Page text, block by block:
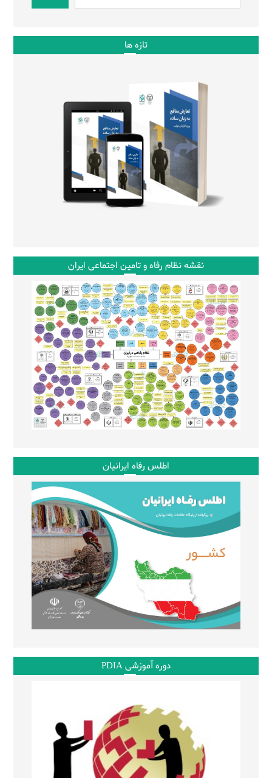
تازه ها
نقشه نظام رفاه و تامین اجتماعی ایران
اطلس رفاه ایرانیان
دوره آموزشی PDIA